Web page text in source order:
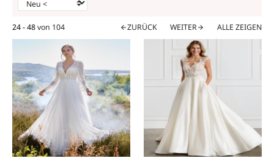
24 - 48von 104 arrow_backZURÜCK WEITERarrow_forward ALLE ZEIGEN